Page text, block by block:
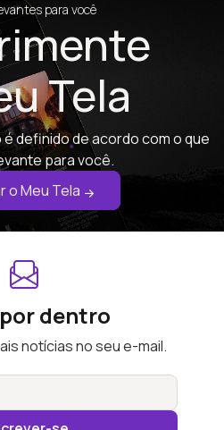
para você
Tela
definido de acordo com o que
para você.
o Meu Tela
dentro
notícias no seu e-mail.